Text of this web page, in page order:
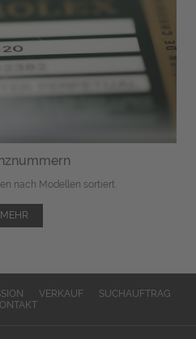
nach Modellen sortiert.
MEHR
VERKAUF
SUCHAUFTRAG